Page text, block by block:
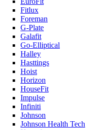
Fitlux
Foreman
G-Plate
Galafit
Go-Elliptical
Halley
Hasttings
Hoist
Horizon
HouseFit
Impulse
Infiniti
Johnson
Johnson Health Tech